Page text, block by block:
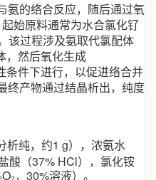
氨的络合反应，随后通过氧
始原料通常为水合氯化钌
该过程涉及氨取代氯配体
，然后氧化生成
条件下进行，以促进络合并
终产物通过结晶析出，纯度
析纯，约1 g），浓氨水
酸（37% HCl），氯化铵
，30%溶液）。